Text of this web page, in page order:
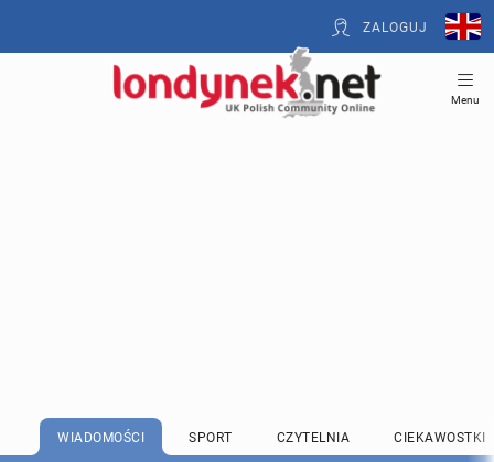
ZALOGUJ
Menu
WIADOMOŚCI SPORT CZYTELNIA CIEKAWOSTKI